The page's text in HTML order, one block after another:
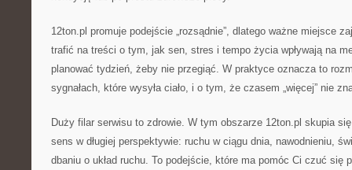
12ton.pl promuje podejście „rozsądnie”, dlatego ważne miejsce
trafić na treści o tym, jak sen, stres i tempo życia wpływają na
planować tydzień, żeby nie przegiąć. W praktyce oznacza to
sygnałach, które wysyła ciało, i o tym, że czasem „więcej” nie
Duży filar serwisu to zdrowie. W tym obszarze 12ton.pl skupia
sens w długiej perspektywie: ruchu w ciągu dnia, nawodnieniu,
dbaniu o układ ruchu. To podejście, które ma pomóc Ci czuć się